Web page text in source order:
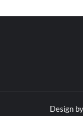
Design by